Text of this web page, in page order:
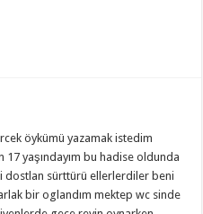
öykümü yazamak istedim
17 yaşındayım bu hadise oldunda
dostlan sürttürü ellerlerdiler beni
bir oglandım mektep wc sinde